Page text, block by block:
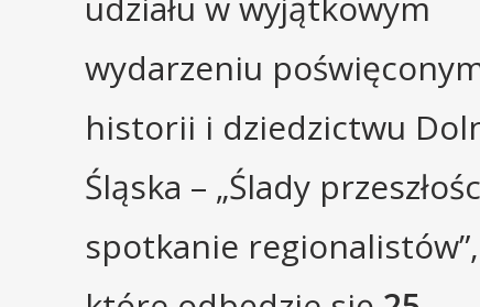
wydarzeniu
historii i dziedzictwu
Śląska – „Ślady
spotkanie regionalistów”,